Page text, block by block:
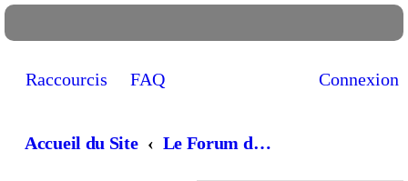
Raccourcis FAQ Connexion
Accueil du Site Le Forum de la chorale, Parlons chansons! (lorsque vous demandez à être inscrit il faut attendre... quelques heures, qu'un admin valide votre inscription)